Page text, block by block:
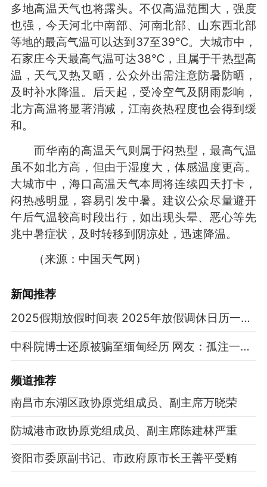
多地高温天气也将露头。不仅高温范围大，强度
也强，今天河北中南部、河南北部、山东西北部
等地的最高气温可以达到37至39℃。大城市中，
石家庄今天最高气温可达38℃，且属于干热型高
温，天气又热又晒，公众外出需注意防暑防晒，
及时补水降温。后天起，受冷空气及阴雨影响，
北方高温将显著消减，江南炎热程度也会得到缓
和。
而华南的高温天气则属于闷热型，最高气温
虽不如北方高，但由于湿度大，体感温度更高。
大城市中，海口高温天气本周将连续四天打卡，
闷热感明显，容易引发中暑。建议公众尽量避开
午后气温较高时段出行，如出现头晕、恶心等先
兆中暑症状，及时转移到阴凉处，迅速降温。
（来源：中国天气网）
新闻推荐
2025假期放假时间表 2025年放假调休日历一览表
中科院博士还原被骗至缅甸经历 网友：孤注一掷现实版
频道推荐
南昌市东湖区政协原党组成员、副主席万晓荣
防城港市政协原党组成员、副主席陈建林严重
资阳市委原副书记、市政府原市长王善平受贿